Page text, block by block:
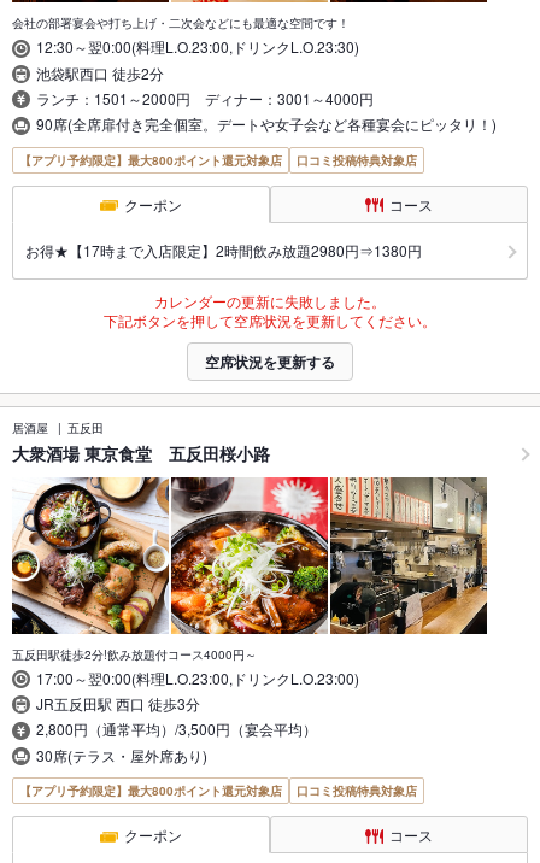
会社の部署宴会や打ち上げ・二次会などにも最適な空間です！
12:30～翌0:00(料理L.O.23:00,ドリンクL.O.23:30)
池袋駅西口 徒歩2分
ランチ：1501～2000円 ディナー：3001～4000円
90席(全席扉付き完全個室。デートや女子会など各種宴会にピッタリ！)
【アプリ予約限定】最大800ポイント還元対象店 口コミ投稿特典対象店
クーポン コース
お得★【17時まで入店限定】2時間飲み放題2980円⇒1380円
カレンダーの更新に失敗しました。
下記ボタンを押して空席状況を更新してください。
空席状況を更新する
居酒屋 五反田
大衆酒場 東京食堂 五反田桜小路
五反田駅徒歩2分!飲み放題付コース4000円～
17:00～翌0:00(料理L.O.23:00,ドリンクL.O.23:00)
JR五反田駅 西口 徒歩3分
2,800円（通常平均）/3,500円（宴会平均）
30席(テラス・屋外席あり)
【アプリ予約限定】最大800ポイント還元対象店 口コミ投稿特典対象店
クーポン コース